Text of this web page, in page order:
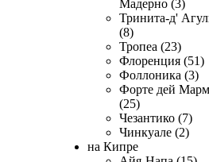
Мадерно (3)
Тринита-д'
(8)
Тропеа (23)
Флоренция (51)
Фоллоника (3)
Форте дей
(25)
Чезантико (7)
Чинкуале (2)
на Кипре